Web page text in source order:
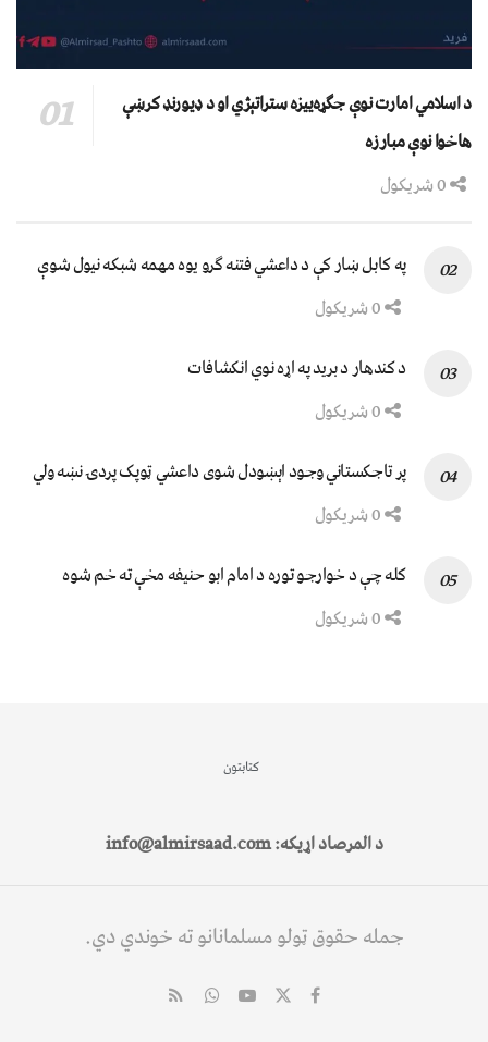
د اسلامي امارت نوې جګړه‌ییزه ستراتېژي او د ډیورنډ کرښې
هاخوا نوې مبارزه
په کابل ښار کې د داعشي فتنه ګرو يوه مهمه شبکه نيول شوې
د کندهار د برید په اړه نوي انکشافات
پر تاجکستاني وجود اېښودل شوی داعشي ټوپک پردۍ نښه ولي
کله چې د خوارجو توره د امام ابو حنیفه مخې ته خم شوه
کتابتون
د المرصاد اړیکه: info@almirsaad.com
جمله حقوق ټولو مسلمانانو ته خوندي دي.